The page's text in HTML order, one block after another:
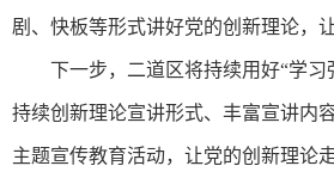
剧、快板等形式讲好党的创新理论，
下一步，二道区将持续用好“学习
持续创新理论宣讲形式、丰富宣讲内
主题宣传教育活动，让党的创新理论